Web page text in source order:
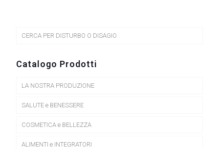
CERCA PER DISTURBO O DISAGIO
Catalogo Prodotti
LA NOSTRA PRODUZIONE
SALUTE e BENESSERE
COSMETICA e BELLEZZA
ALIMENTI e INTEGRATORI